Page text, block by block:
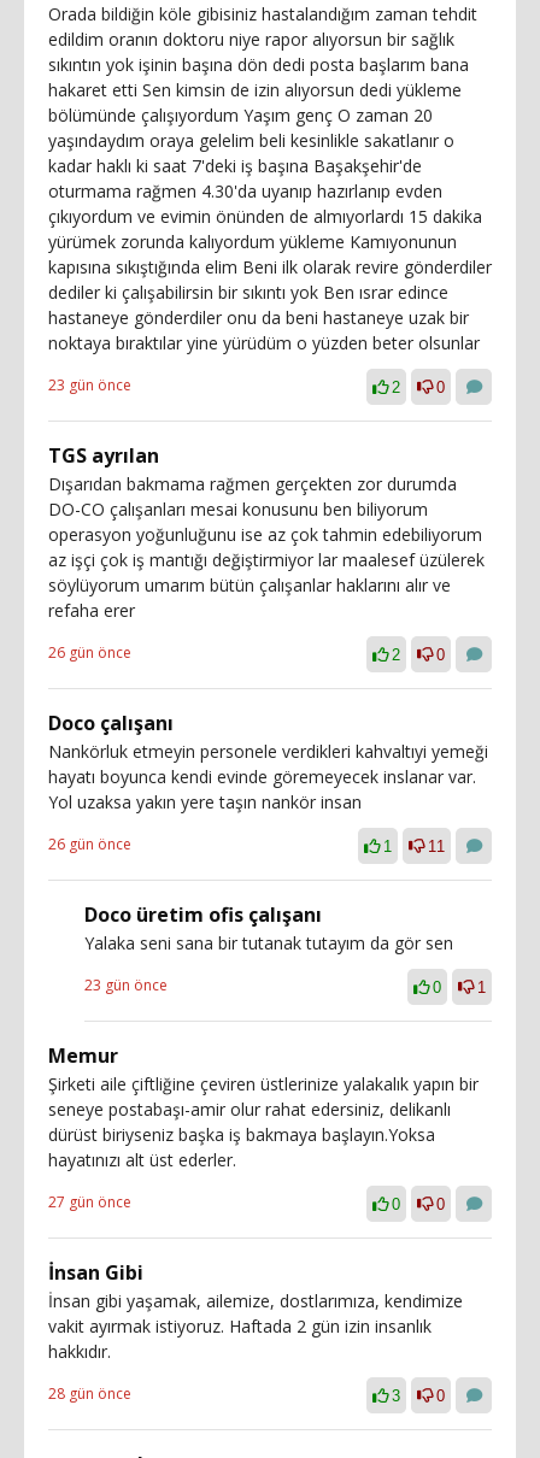
Orada bildiğin köle gibisiniz hastalandığım zaman tehdit
edildim oranın doktoru niye rapor alıyorsun bir sağlık
sıkıntın yok işinin başına dön dedi posta başlarım bana
hakaret etti Sen kimsin de izin alıyorsun dedi yükleme
bölümünde çalışıyordum Yaşım genç O zaman 20
yaşındaydım oraya gelelim beli kesinlikle sakatlanır o
kadar haklı ki saat 7'deki iş başına Başakşehir'de
oturmama rağmen 4.30'da uyanıp hazırlanıp evden
çıkıyordum ve evimin önünden de almıyorlardı 15 dakika
yürümek zorunda kalıyordum yükleme Kamıyonunun
kapısına sıkıştığında elim Beni ilk olarak revire gönderdiler
dediler ki çalışabilirsin bir sıkıntı yok Ben ısrar edince
hastaneye gönderdiler onu da beni hastaneye uzak bir
noktaya bıraktılar yine yürüdüm o yüzden beter olsunlar
23 gün önce 2 0
TGS ayrılan
Dışarıdan bakmama rağmen gerçekten zor durumda
DO-CO çalışanları mesai konusunu ben biliyorum
operasyon yoğunluğunu ise az çok tahmin edebiliyorum
az işçi çok iş mantığı değiştirmiyor lar maalesef üzülerek
söylüyorum umarım bütün çalışanlar haklarını alır ve
refaha erer
26 gün önce 2 0
Doco çalışanı
Nankörluk etmeyin personele verdikleri kahvaltıyi yemeği
hayatı boyunca kendi evinde göremeyecek inslanar var.
Yol uzaksa yakın yere taşın nankör insan
26 gün önce 1 11
Doco üretim ofis çalışanı
Yalaka seni sana bir tutanak tutayım da gör sen
23 gün önce 0 1
Memur
Şirketi aile çiftliğine çeviren üstlerinize yalakalık yapın bir
seneye postabaşı-amir olur rahat edersiniz, delikanlı
dürüst biriyseniz başka iş bakmaya başlayın.Yoksa
hayatınızı alt üst ederler.
27 gün önce 0 0
İnsan Gibi
İnsan gibi yaşamak, ailemize, dostlarımıza, kendimize
vakit ayırmak istiyoruz. Haftada 2 gün izin insanlık
hakkıdır.
28 gün önce 3 0